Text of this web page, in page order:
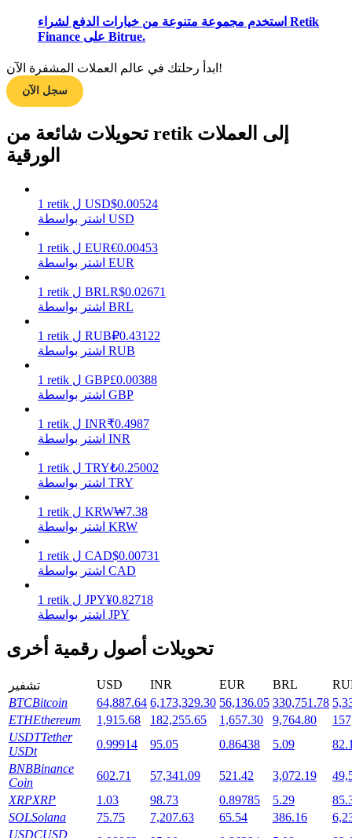
استراتيجيات التداول
تعلم كيفية البقاء مربحة
يكسب
خنزير الطاقة
احصل على مكافآت تنافسية يوميًا
التوقيع المساحي
عوائد عالية والوصول الفوري
Launchpool
الرهان المرن لكسب العملات الرقمية الشهيرة
استخدم مجموعة متنوعة من خيارات الدفع لشراء Retik
Finance على Bitrue.
ابدأ رحلتك في عالم العملات المشفرة الآن!
سجل الآن
تحويلات شائعة من retik إلى العملات
الورقية
1 retik ل USD$0.00524
اشتر بواسطة USD
1 retik ل EUR€0.00453
اشتر بواسطة EUR
1 retik ل BRLR$0.02671
اشتر بواسطة BRL
1 retik ل RUB₽0.43122
اشتر بواسطة RUB
1 retik ل GBP£0.00388
اشتر بواسطة GBP
1 retik ل INR₹0.4987
اشتر بواسطة INR
1 retik ل TRY₺0.25002
اشتر بواسطة TRY
1 retik ل KRW₩7.38
اشتر بواسطة KRW
1 retik ل CAD$0.00731
اشتر بواسطة CAD
1 retik ل JPY¥0.82718
اشتر بواسطة JPY
تحويلات أصول رقمية أخرى
تشفير USD INR EUR BRL
BTCBitcoin 64,887.64 6,173,329.30 56,136.05 330,751.78
ETHEthereum 1,915.68 182,255.65 1,657.30 9,764.80
USDTTether
USDt
0.99914 95.05 0.86438 5.09
BNBBinance
Coin
602.71 57,341.09 521.42 3,072.19
XRPXRP 1.03 98.73 0.89785 5.29
SOLSolana 75.75 7,207.63 65.54 386.16
USDCUSD